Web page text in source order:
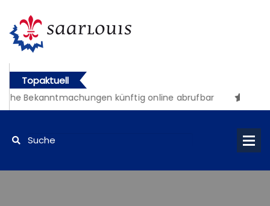
Topaktuell
Bekanntmachungen künftig online abrufbar